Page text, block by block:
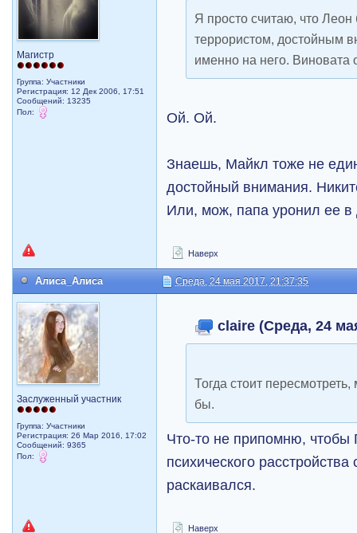
Магистр
Группа: Участники
Регистрация: 12 Дек 2006, 17:51
Сообщений: 13235
Пол:
Я просто считаю, что
террористом, достойным
именно на него. Виновата
Ой. Ой.
Знаешь, Майкл тоже не
достойный внимания.
Или, мож, папа уронил ее в
Наверх
Алиса_Алиса Среда, 24 мая 2017, 21:37:35
Заслуженный участник
Группа: Участники
Регистрация: 26 Мар 2016, 17:02
Сообщений: 9365
Пол:
claire (Среда, 24
Тогда стоит
бы.
Что-то не припомню, чтобы
психического
раскаивался.
Наверх